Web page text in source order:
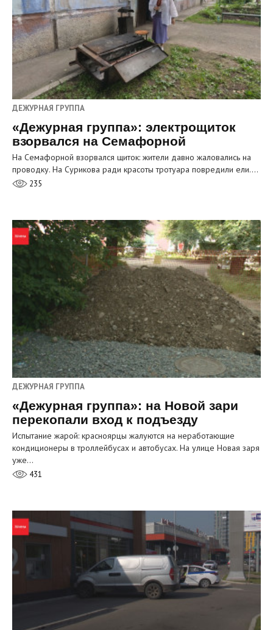
ДЕЖУРНАЯ ГРУППА
«Дежурная группа»: электрощиток
взорвался на Семафорной
На Семафорной взорвался щиток: жители давно жаловались на
проводку. На Сурикова ради красоты тротуара повредили ели.…
235
ДЕЖУРНАЯ ГРУППА
«Дежурная группа»: на Новой зари
перекопали вход к подъезду
Испытание жарой: красноярцы жалуются на неработающие
кондиционеры в троллейбусах и автобусах. На улице Новая заря
уже…
431